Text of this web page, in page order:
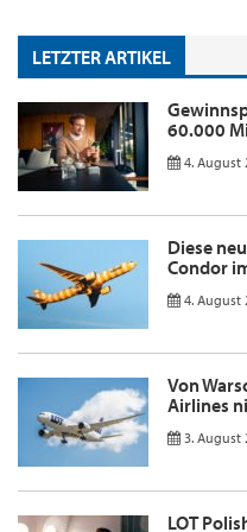
LETZTER ARTIKEL
60.000
4. August
Diese
Condor
4. August
Von
Airlines
3. August
LOT